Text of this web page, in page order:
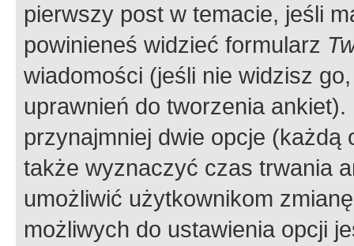
pierwszy post w temacie, jeśli
powinieneś widzieć formularz
wiadomości (jeśli nie widzisz
uprawnień do tworzenia
przynajmniej dwie opcje
także wyznaczyć czas trwania
umożliwić użytkownikom
możliwych do ustawienia opcji